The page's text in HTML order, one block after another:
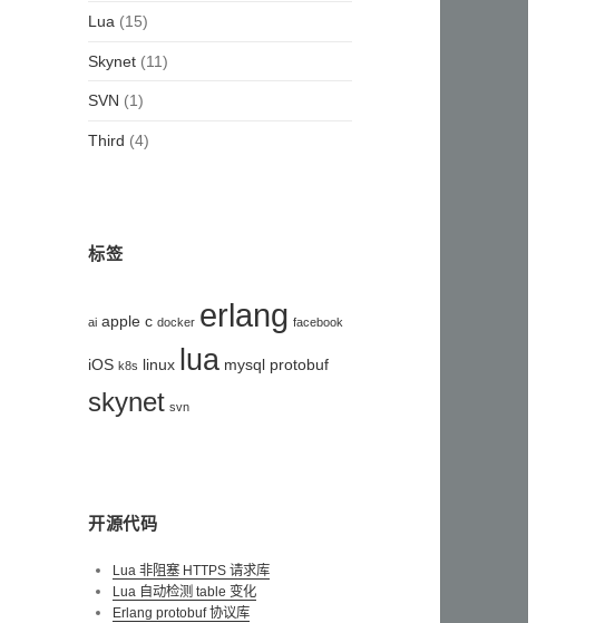
Lua (15)
Skynet (11)
SVN (1)
Third (4)
标签
ai apple c docker erlang facebook
iOS k8s linux lua mysql protobuf
skynet svn
开源代码
Lua 非阻塞 HTTPS 请求库
Lua 自动检测 table 变化
Erlang protobuf 协议库